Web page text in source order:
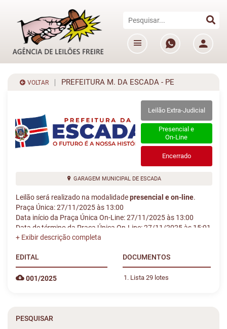
VOLTAR PREFEITURA M. DA ESCADA - PE
Leilão Extra-Judicial
Presencial e
On-Line
Encerrado
GARAGEM MUNICIPAL DE ESCADA
Leilão será realizado na modalidadepresencial e on-line.
Praça Única: 27/11/2025 às 13:00
Data início da Praça Única On-Line: 27/11/2025 às 13:00
Data de término da Praça Única On-Line: 27/11/2025 às 15:01
EDITAL
001/2025
DOCUMENTOS
Lista 29 lotes
PESQUISAR